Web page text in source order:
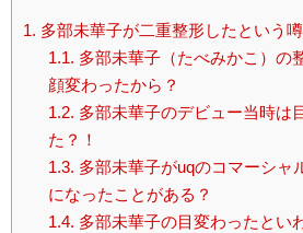
1. 多部未華子が二重整形したという噂
1.1. 多部未華子（たべみかこ）の
顔変わったから？
1.2. 多部未華子のデビュー当時は
た？！
1.3. 多部未華子がuqのコマーシャ
になったことがある？
1.4. 多部未華子の目変わったとい